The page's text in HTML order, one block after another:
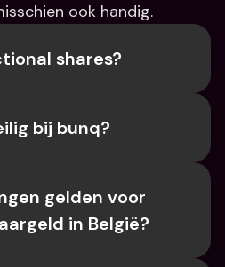
ook handig.
shares?
bij bunq?
gelden voor
in België?